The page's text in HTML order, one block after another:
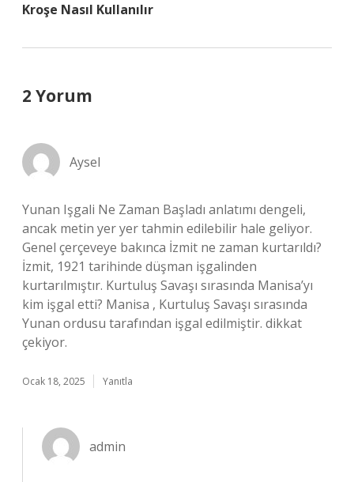
Kroşe Nasıl Kullanılır
2 Yorum
Aysel
Yunan Işgali Ne Zaman Başladı anlatımı dengeli,
ancak metin yer yer tahmin edilebilir hale geliyor.
Genel çerçeveye bakınca İzmit ne zaman kurtarıldı?
İzmit, 1921 tarihinde düşman işgalinden
kurtarılmıştır. Kurtuluş Savaşı sırasında Manisa’yı
kim işgal etti? Manisa , Kurtuluş Savaşı sırasında
Yunan ordusu tarafından işgal edilmiştir. dikkat
çekiyor.
Ocak 18, 2025 Yanıtla
admin